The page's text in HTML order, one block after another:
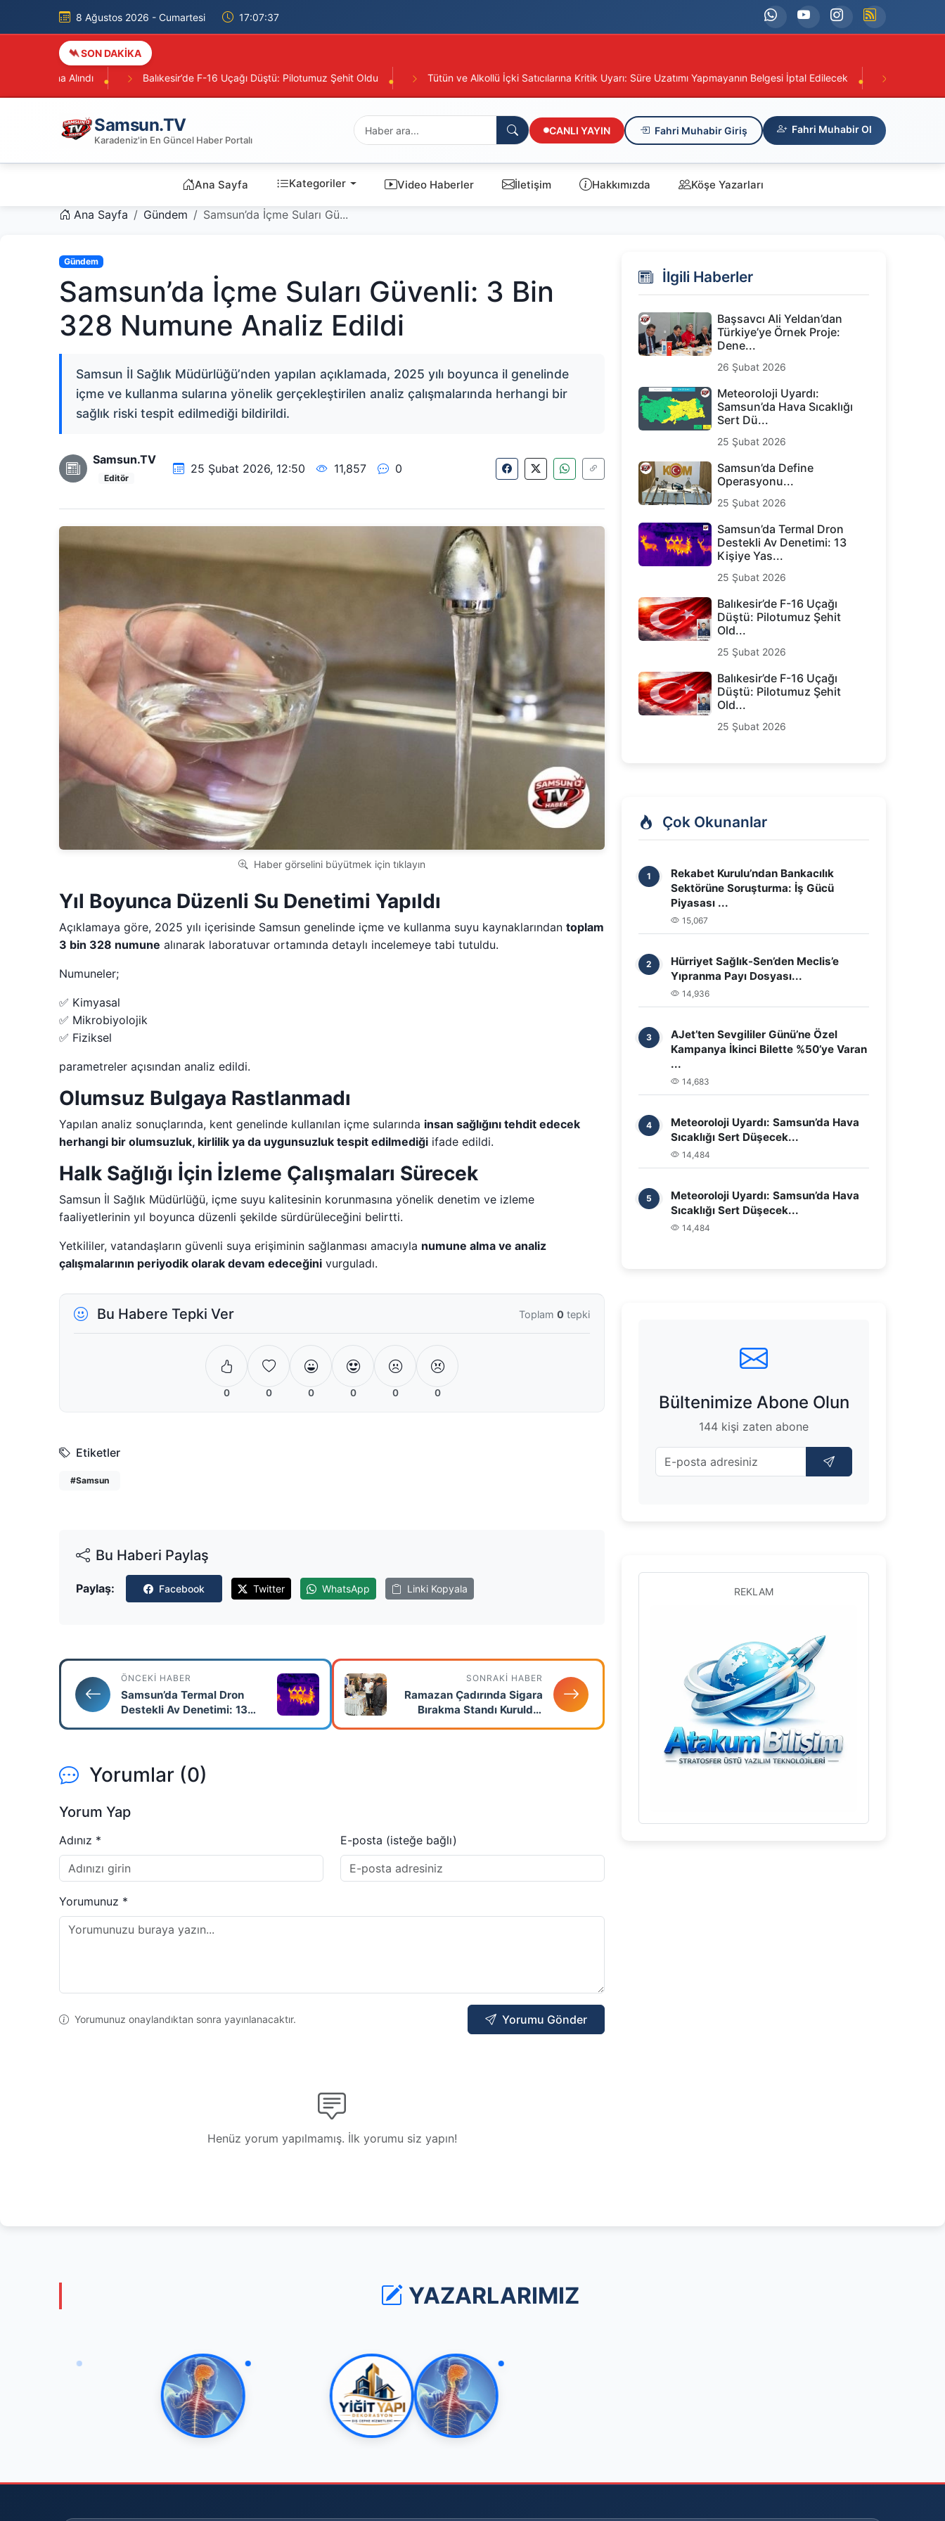
8 Ağustos 2026 - Cumartesi 17:07:39
SON DAKİKA
Balıkesir’de F-16 Uçağı Düştü: Pilotumuz Şehit Oldu Tütün ve Alkollü İçki Satıcılarına Kritik Uyarı: Süre Uzatımı Yapmayanın Belgesi İptal Edilecek Karadeniz’den Su Ürünleri İhracatında
Samsun.TV
Karadeniz'in En Güncel Haber Portalı
CANLI YAYIN Fahri Muhabir Giriş Fahri Muhabir Ol
Ana Sayfa Kategoriler Video Haberler İletişim Hakkımızda Köşe Yazarları
Ana Sayfa Gündem Samsun’da İçme Suları Gü...
Gündem
Samsun’da İçme Suları Güvenli: 3 Bin
328 Numune Analiz Edildi
Samsun İl Sağlık Müdürlüğü’nden yapılan açıklamada, 2025 yılı boyunca il genelinde
içme ve kullanma sularına yönelik gerçekleştirilen analiz çalışmalarında herhangi bir
sağlık riski tespit edilmediği bildirildi.
Samsun.TV
Editör
25 Şubat 2026, 12:50 11,857 0
Haber görselini büyütmek için tıklayın
Yıl Boyunca Düzenli Su Denetimi Yapıldı
Açıklamaya göre, 2025 yılı içerisinde Samsun genelinde içme ve kullanma suyu kaynaklarından toplam
3 bin 328 numune alınarak laboratuvar ortamında detaylı incelemeye tabi tutuldu.
Numuneler;
✅ Kimyasal
✅ Mikrobiyolojik
✅ Fiziksel
parametreler açısından analiz edildi.
Olumsuz Bulgaya Rastlanmadı
Yapılan analiz sonuçlarında, kent genelinde kullanılan içme sularında insan sağlığını tehdit edecek
herhangi bir olumsuzluk, kirlilik ya da uygunsuzluk tespit edilmediği ifade edildi.
Halk Sağlığı İçin İzleme Çalışmaları Sürecek
Samsun İl Sağlık Müdürlüğü, içme suyu kalitesinin korunmasına yönelik denetim ve izleme
faaliyetlerinin yıl boyunca düzenli şekilde sürdürüleceğini belirtti.
Yetkililer, vatandaşların güvenli suya erişiminin sağlanması amacıyla numune alma ve analiz
çalışmalarının periyodik olarak devam edeceğini vurguladı.
Bu Habere Tepki Ver Toplam 0 tepki
0 0 0 0 0 0
Etiketler
#Samsun
Bu Haberi Paylaş
Paylaş: Facebook Twitter WhatsApp Linki Kopyala
ÖNCEKI HABER
Samsun’da Termal Dron
Destekli Av Denetimi: 13
Kişiye Yasa Dışı Avcılıktan
SONRAKI HABER
Ramazan Çadırında Sigara
Bırakma Standı Kuruldu:
Bilgilendirme Var, Hekim
Yorumlar (0)
Yorum Yap
Adınız * E-posta (isteğe bağlı)
Yorumunuz *
Yorumunuz onaylandıktan sonra yayınlanacaktır. Yorumu Gönder
Henüz yorum yapılmamış. İlk yorumu siz yapın!
İlgili Haberler
Başsavcı Ali Yeldan’dan
Türkiye’ye Örnek Proje:
Dene...
26 Şubat 2026
Meteoroloji Uyardı:
Samsun’da Hava Sıcaklığı
Sert Dü...
25 Şubat 2026
Samsun’da Define
Operasyonu...
25 Şubat 2026
Samsun’da Termal Dron
Destekli Av Denetimi: 13
Kişiye Yas...
25 Şubat 2026
Balıkesir’de F-16 Uçağı
Düştü: Pilotumuz Şehit
Old...
25 Şubat 2026
Balıkesir’de F-16 Uçağı
Düştü: Pilotumuz Şehit
Old...
25 Şubat 2026
Çok Okunanlar
1
Rekabet Kurulu’ndan Bankacılık
Sektörüne Soruşturma: İş Gücü
Piyasası ...
15,067
2
Hürriyet Sağlık-Sen’den Meclis’e
Yıpranma Payı Dosyası...
14,936
3
AJet’ten Sevgililer Günü’ne Özel
Kampanya İkinci Bilette %50’ye Varan
...
14,683
4
Meteoroloji Uyardı: Samsun’da Hava
Sıcaklığı Sert Düşecek...
14,484
5
Meteoroloji Uyardı: Samsun’da Hava
Sıcaklığı Sert Düşecek...
14,484
Bültenimize Abone Olun
144 kişi zaten abone
REKLAM
YAZARLARIMIZ